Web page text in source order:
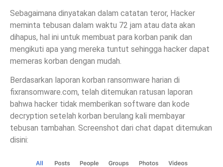
Sebagaimana dinyatakan dalam catatan teror, Hacker
meminta tebusan dalam waktu 72 jam atau data akan
dihapus, hal ini untuk membuat para korban panik dan
mengikuti apa yang mereka tuntut sehingga hacker dapat
memeras korban dengan mudah.
Berdasarkan laporan korban ransomware harian di
fixransomware.com, telah ditemukan ratusan laporan
bahwa hacker tidak memberikan software dan kode
decryption setelah korban berulang kali membayar
tebusan tambahan. Screenshot dari chat dapat ditemukan
disini: